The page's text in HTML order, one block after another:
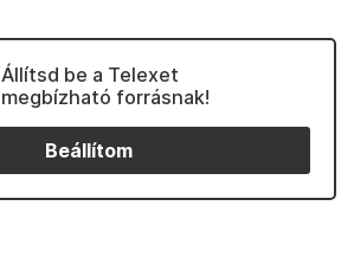
Állítsd be a Telexet
megbízható forrásnak!
Beállítom